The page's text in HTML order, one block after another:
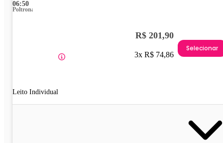
06:50
Poltrona
Leito Individual
R$ 201,90
3x R$ 74,86
Selecionar